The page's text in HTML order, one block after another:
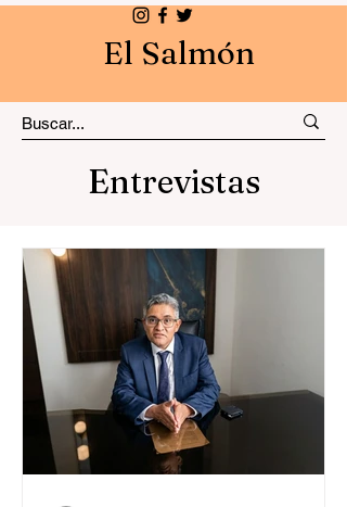
El Salmón
Entrevistas